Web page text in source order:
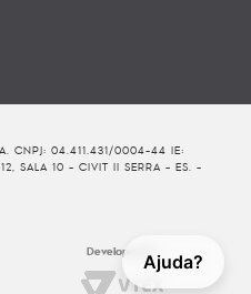
Ajuda?
CNPJ: 04.411.431/0004-44 IE:
SALA 10 - CIVIT II SERRA - ES. -
Developed By